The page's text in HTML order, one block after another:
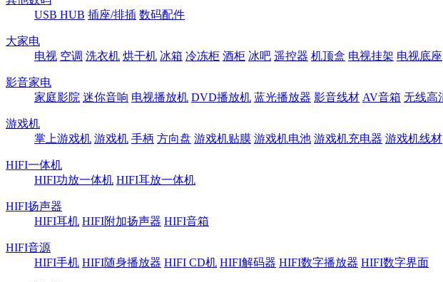
USB HUB 插座/排插 数码配件
大家电
电视 空调 洗衣机 烘干机 冰箱 冷冻柜 酒柜 冰吧 遥控器 机顶盒 电视挂架 电视底座
影音家电
家庭影院 迷你音响 电视播放机 DVD播放机 蓝光播放器 影音线材 AV音箱 无线高
游戏机
掌上游戏机 游戏机 手柄 方向盘 游戏机贴膜 游戏机电池 游戏机充电器 游戏机线材
HIFI一体机
HIFI功放一体机 HIFI耳放一体机
HIFI扬声器
HIFI耳机 HIFI附加扬声器 HIFI音箱
HIFI音源
HIFI手机 HIFI随身播放器 HIFI CD机 HIFI解码器 HIFI数字播放器 HIFI数字界面